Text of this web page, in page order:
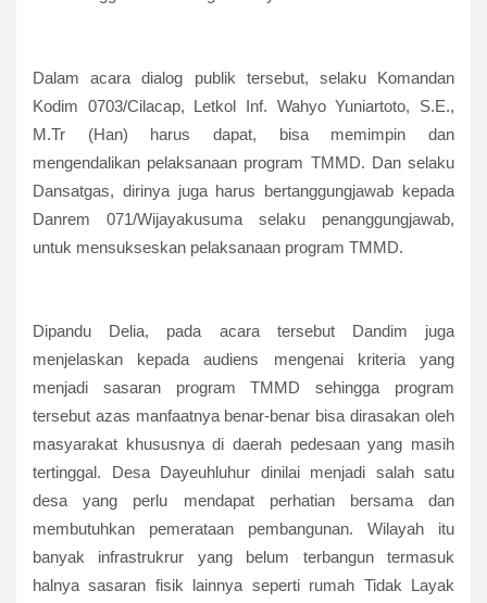
Dalam acara dialog publik tersebut, selaku Komandan
Kodim 0703/Cilacap, Letkol Inf. Wahyo Yuniartoto, S.E.,
M.Tr (Han) harus dapat, bisa memimpin dan
mengendalikan pelaksanaan program TMMD. Dan selaku
Dansatgas, dirinya juga harus bertanggungjawab kepada
Danrem 071/Wijayakusuma selaku penanggungjawab,
untuk mensukseskan pelaksanaan program TMMD.
Dipandu Delia, pada acara tersebut Dandim juga
menjelaskan kepada audiens mengenai kriteria yang
menjadi sasaran program TMMD sehingga program
tersebut azas manfaatnya benar-benar bisa dirasakan oleh
masyarakat khususnya di daerah pedesaan yang masih
tertinggal. Desa Dayeuhluhur dinilai menjadi salah satu
desa yang perlu mendapat perhatian bersama dan
membutuhkan pemerataan pembangunan. Wilayah itu
banyak infrastrukrur yang belum terbangun termasuk
halnya sasaran fisik lainnya seperti rumah Tidak Layak